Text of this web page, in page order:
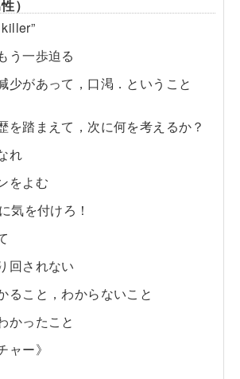
）
う一歩迫る
少があって，口渇．ということ
を踏まえて，次に何を考えるか？
れ
をよむ
気を付けろ！
回されない
ること，わからないこと
かったこと
ャー》